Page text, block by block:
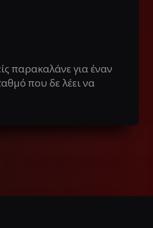
παρακαλάνε για έναν
που δε λέει να